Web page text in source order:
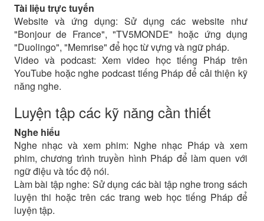
Tài liệu trực tuyến
Website và ứng dụng: Sử dụng các website như
"Bonjour de France", "TV5MONDE" hoặc ứng dụng
"Duolingo", "Memrise" để học từ vựng và ngữ pháp.
Video và podcast: Xem video học tiếng Pháp trên
YouTube hoặc nghe podcast tiếng Pháp để cải thiện kỹ
năng nghe.
Luyện tập các kỹ năng cần thiết
Nghe hiểu
Nghe nhạc và xem phim: Nghe nhạc Pháp và xem
phim, chương trình truyền hình Pháp để làm quen với
ngữ điệu và tốc độ nói.
Làm bài tập nghe: Sử dụng các bài tập nghe trong sách
luyện thi hoặc trên các trang web học tiếng Pháp để
luyện tập.